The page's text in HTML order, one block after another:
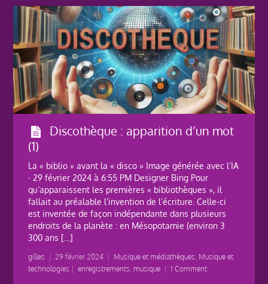
Discothèque : apparition d’un mot
(1)
La « biblio » avant la « disco » Image générée avec l’IA
∙ 29 février 2024 à 6:55 PM Designer Bing Pour
qu’apparaissent les premières « bibliothèques », il
fallait au préalable l’invention de l’écriture. Celle-ci
est inventée de façon indépendante dans plusieurs
endroits de la planète : en Mésopotamie (environ 3
300 ans […]
gilles | 29 février 2024 | Musique et médiathèques Musique et
technologies | enregistrements musique | 1 Comment